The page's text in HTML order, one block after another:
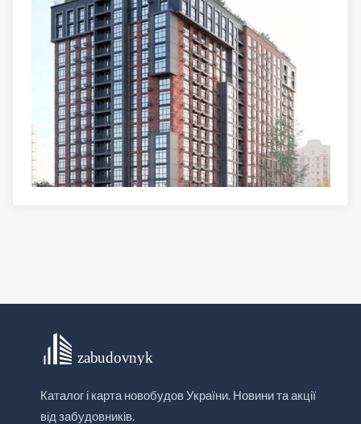
Каталог і карта новобудов України. Новини та акції
від забудовників.